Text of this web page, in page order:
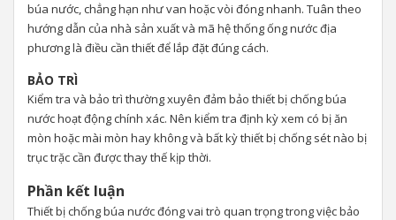
búa nước, chẳng hạn như van hoặc vòi đóng nhanh. Tuân theo
hướng dẫn của nhà sản xuất và mã hệ thống ống nước địa
phương là điều cần thiết để lắp đặt đúng cách.
BẢO TRÌ
Kiểm tra và bảo trì thường xuyên đảm bảo thiết bị chống búa
nước hoạt động chính xác. Nên kiểm tra định kỳ xem có bị ăn
mòn hoặc mài mòn hay không và bất kỳ thiết bị chống sét nào bị
trục trặc cần được thay thế kịp thời.
Phần kết luận
Thiết bị chống búa nước đóng vai trò quan trọng trong việc bảo